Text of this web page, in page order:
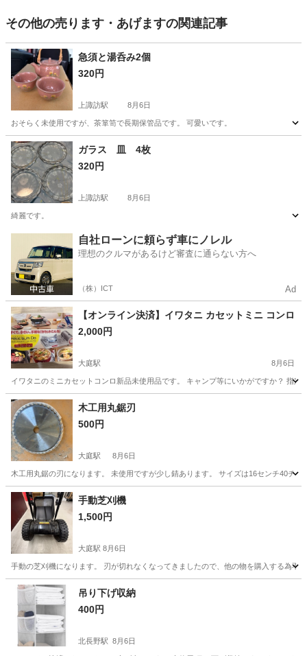
その他の売ります・あげますの関連記事
急須と湯呑み2個
320円
上諏訪駅 8月6日
おそらく未使用ですが、茶箪笥で長期保管品です。 可愛いです。
長野 諏訪市 上諏訪駅 その他
ガラス 皿 4枚
320円
上諏訪駅 8月6日
綺麗です。
上諏訪駅 その他 ガラス
自社ローンに頼らず車にノレル
理想のクルマがあるけど審査に通らない方へ
（株）ICT Ad
【オンライン決済】イワタニ カセットミニ コンロ
2,000円
大庭駅 8月6日
イワタニのミニカセットコンロ新品未使用品です。 キャンプ等にいかがですか？ 指定
長野 松本市 大庭駅 その他
木工用丸鋸刃
500円
大庭駅 8月6日
木工用丸鋸の刃になります。 未使用ですが少し錆あります。 サイズは16センチ40チッ
長野 松本市 大庭駅
手動芝刈機
1,500円
大庭駅 8月6日
手動の芝刈機になります。 刃が切れなくなってきましたので、他の物を購入する為
長野 松本市 大庭駅 その他
吊り下げ収納
400円
北長野駅 8月6日